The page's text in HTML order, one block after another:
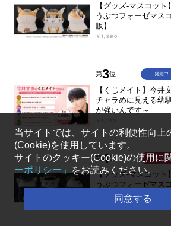
【グッズ-マスコッ
うぶつフォーゼマス
販】
￥1,980
第3位
【くじメイト】今井
チャラめに見える幼
が強いんです～
発売中
第4位
【グッズ-マスコット
うぶつフォーゼマス
￥1,980
予約受付
当サイトでは、サイトの利便性向上
(Cookie)を使用しています。
サイトのクッキー(Cookie)の使用に
ーポリシー」
をお読みください。
同意する